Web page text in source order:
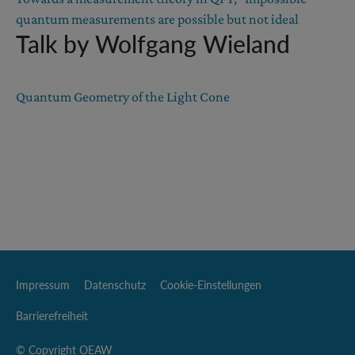
quantum measurements are possible but not ideal
Talk by Wolfgang Wieland
Quantum Geometry of the Light Cone
Impressum Datenschutz Cookie-Einstellungen
Barrierefreiheit
© Copyright OEAW